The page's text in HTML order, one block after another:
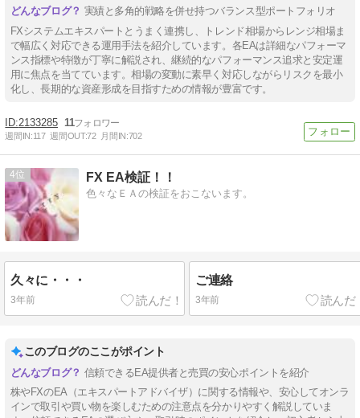
実績と多角的戦略を併せ持つバランス型ポートフォリオ
FXシステムエキスパートとうまく連携し、トレンド相場からレンジ相場ま
で幅広く対応できる運用手法を紹介しています。各EAは詳細なパフォーマ
ンス指標や特徴が丁寧に解説され、継続的なパフォーマンス追求と安定運
用に焦点を当てています。相場の変動に素早く対応しながらリスクを最小
化し、長期的な資産形成を目指すための情報が豊富です。
2133285 11
週間IN:117 週間OUT:72 月間IN:702
4 FX EA検証！！
色々なＥＡの検証をおこないます。
久々に・・・
3年前
ご連絡
3年前
このブログのここがポイント
信頼できるEA提供者と売買の安心ポイントを紹介
株やFXのEA（エキスパートアドバイザ）に関する情報や、安心してオンラ
インで取引や買い物を楽しむための注意点を分かりやすく解説していま